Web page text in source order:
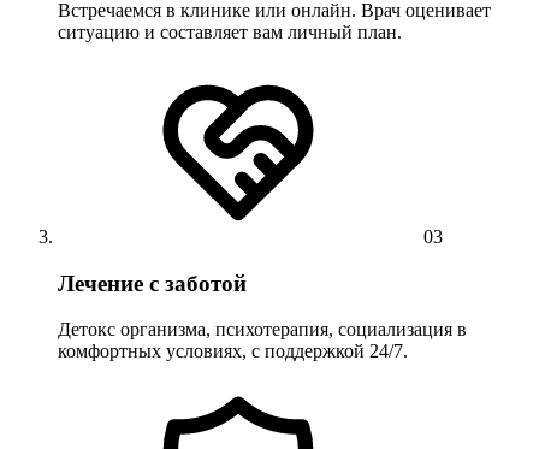
Встречаемся в клинике или онлайн. Врач оценивает
ситуацию и составляет вам личный план.
03
Лечение с заботой
Детокс организма, психотерапия, социализация в
комфортных условиях, с поддержкой 24/7.